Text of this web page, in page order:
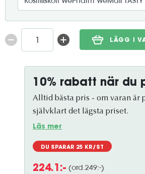
LÄGG I
10% rabatt när du
Alltid bästa pris - om varan
självklart det lägsta priset.
Läs mer
DU SPARAR 25 KR/ST
224.1 :- (ord.249:-)